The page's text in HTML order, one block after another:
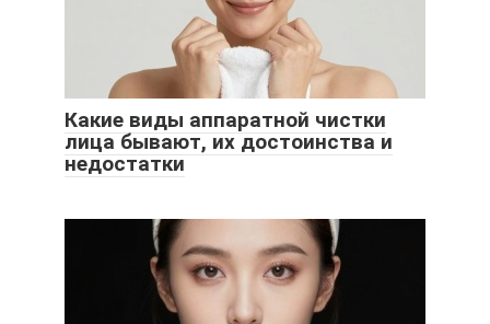
Какие виды аппаратной чистки
лица бывают, их достоинства и
недостатки